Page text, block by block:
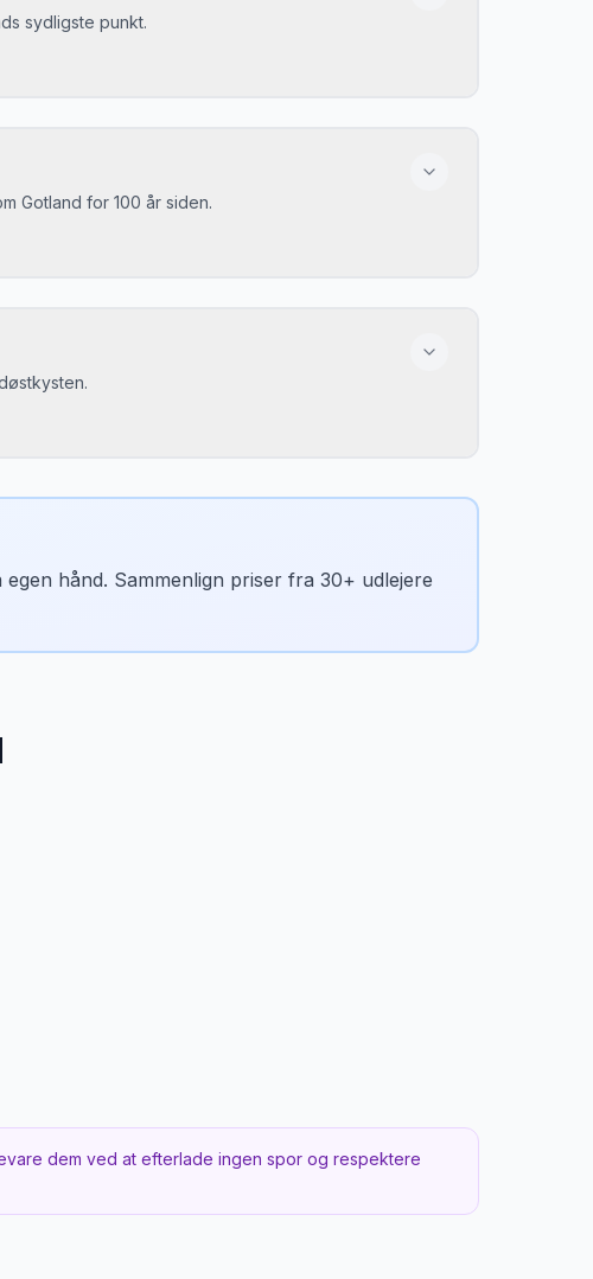
32) lever hele byen i middelalderen.
sydligste punkt.
Gotland for 100 år siden.
hånd. Sammenlign priser fra 30+ udlejere
dem ved at efterlade ingen spor og respektere